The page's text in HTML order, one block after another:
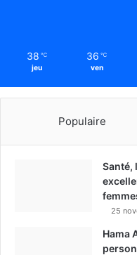
38 ℃
jeu
36 ℃
ven
Populaire
Santé,
25
Hama